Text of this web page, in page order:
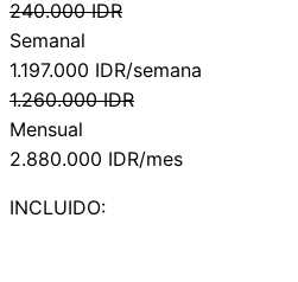
240.000 IDR
Semanal
1.197.000 IDR/semana
1.260.000 IDR
Mensual
2.880.000 IDR/mes
INCLUIDO: